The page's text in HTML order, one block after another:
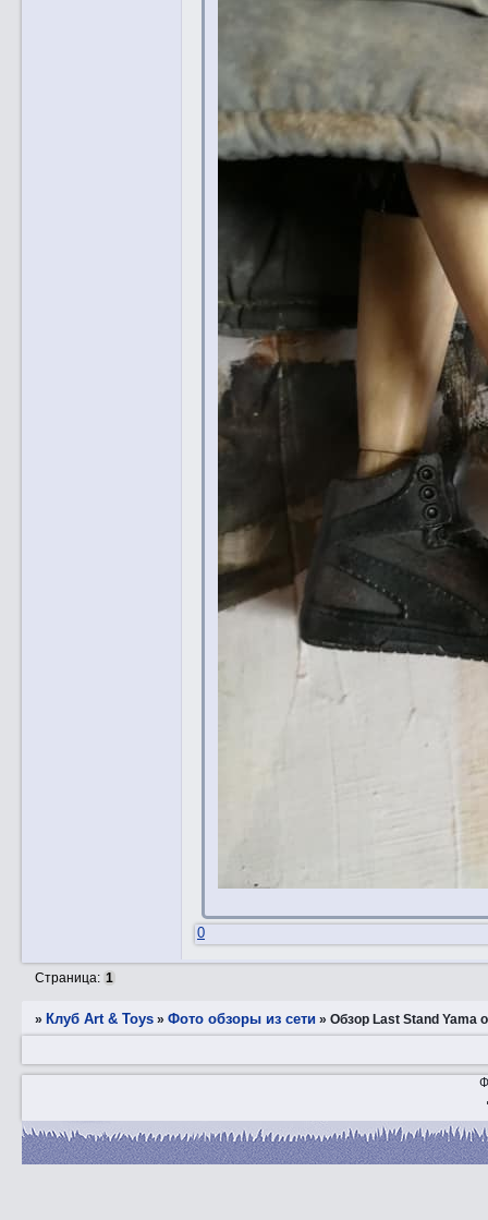
0
Страница: 1
» Клуб Art & Toys »Фото обзоры из сети »Обзор Last Stand Yama